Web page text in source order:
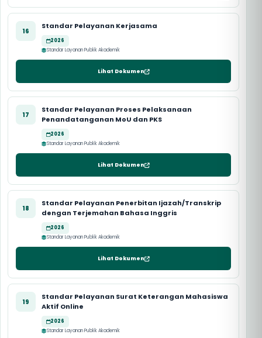
16
Standar Pelayanan Kerjasama
2026
Standar Layanan Publik Akademik
Lihat Dokumen
17
Standar Pelayanan Proses Pelaksanaan
Penandatanganan MoU dan PKS
2026
Standar Layanan Publik Akademik
Lihat Dokumen
18
Standar Pelayanan Penerbitan Ijazah/Transkrip
dengan Terjemahan Bahasa Inggris
2026
Standar Layanan Publik Akademik
Lihat Dokumen
19
Standar Pelayanan Surat Keterangan Mahasiswa
Aktif Online
2026
Standar Layanan Publik Akademik